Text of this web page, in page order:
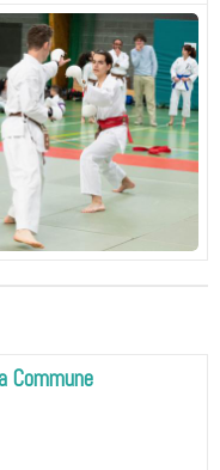
Commune